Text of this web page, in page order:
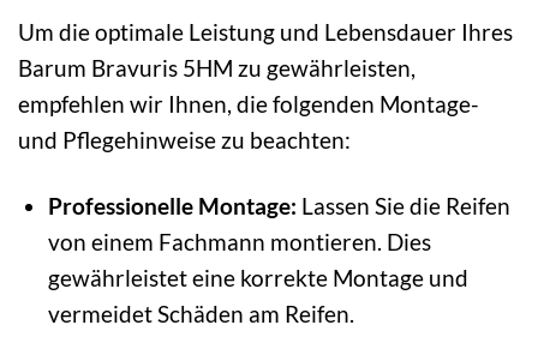
Um die optimale Leistung und Lebensdauer Ihres
Barum Bravuris 5HM zu gewährleisten,
empfehlen wir Ihnen, die folgenden Montage-
und Pflegehinweise zu beachten:
Professionelle Montage: Lassen Sie die Reifen
von einem Fachmann montieren. Dies
gewährleistet eine korrekte Montage und
vermeidet Schäden am Reifen.